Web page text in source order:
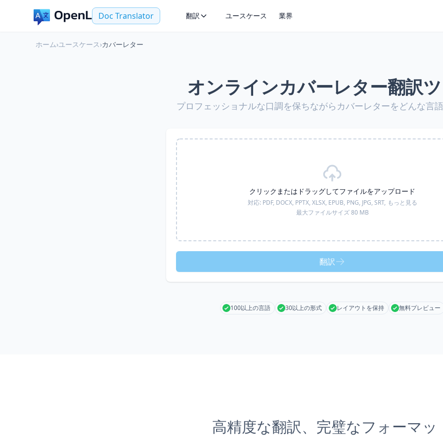
Doc Translator 翻訳 ユースケース 業界
ホーム›ユースケース›カバーレター
オンラインカバーレター翻訳
プロフェッショナルな口調を保ちながらカバーレターをどんな言
クリックまたはドラッグしてファイルをアップロード
対応: PDF, DOCX, PPTX, XLSX, EPUB, PNG, JPG, SRT, もっと見る
最大ファイルサイズ 80 MB
翻訳
100以上の言語 30以上の形式 レイアウトを保持 無料プレビュー
高精度な翻訳、完璧なフォーマッ